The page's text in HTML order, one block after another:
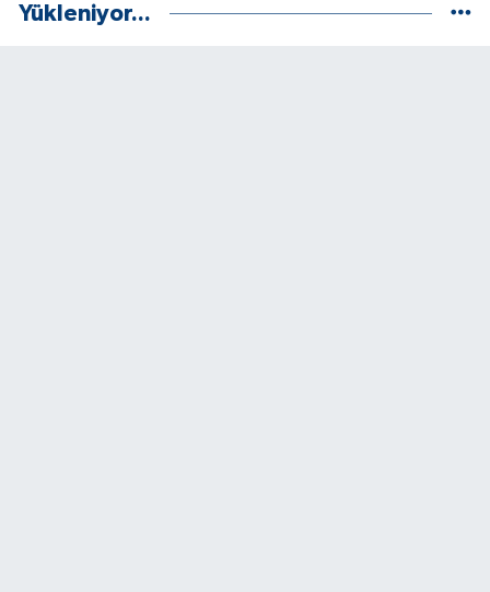
Yükleniyor...